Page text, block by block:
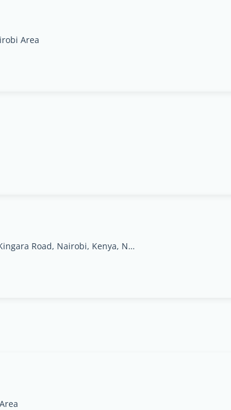
Area
Isiara Place, Hse No 12, Kingara Close, off Kingara Road, Nairobi, Kenya, Nairobi Area